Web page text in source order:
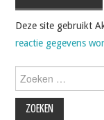
Deze site gebruikt
reactie gegevens
naar: